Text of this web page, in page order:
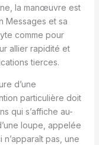
la manœuvre est
Messages et sa
comme pour
allier rapidité et
tierces.
d’une
particulière doit
qui s’affiche au-
loupe, appelée
pas, une